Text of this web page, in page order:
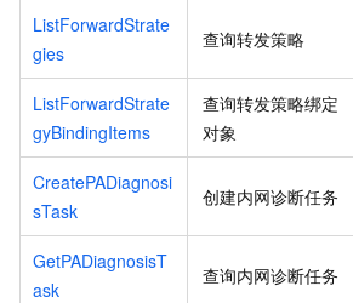
ListForwardStrate
gies
查询转发策略
ListForwardStrate
gyBindingItems
查询转发策略绑定
对象
CreatePADiagnosi
sTask
创建内网诊断任务
GetPADiagnosisT
ask
查询内网诊断任务